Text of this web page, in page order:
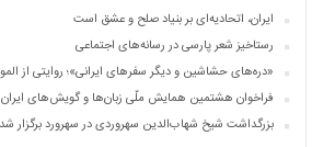
ایران، اتحادیه‌ای بر بنیاد صلح و عشق است
رستاخیز شعر پارسی در رسانه‌های اجتماعی
«دره‌های حشاشین و دیگر سفرهای ایرانی»؛ روایتی از
فراخوان هشتمین همایش ملّی زبان‌ها و گویش‌های ایران
بزرگداشت شیخ شهاب‌الدین سهروردی در سهرورد برگزار شد